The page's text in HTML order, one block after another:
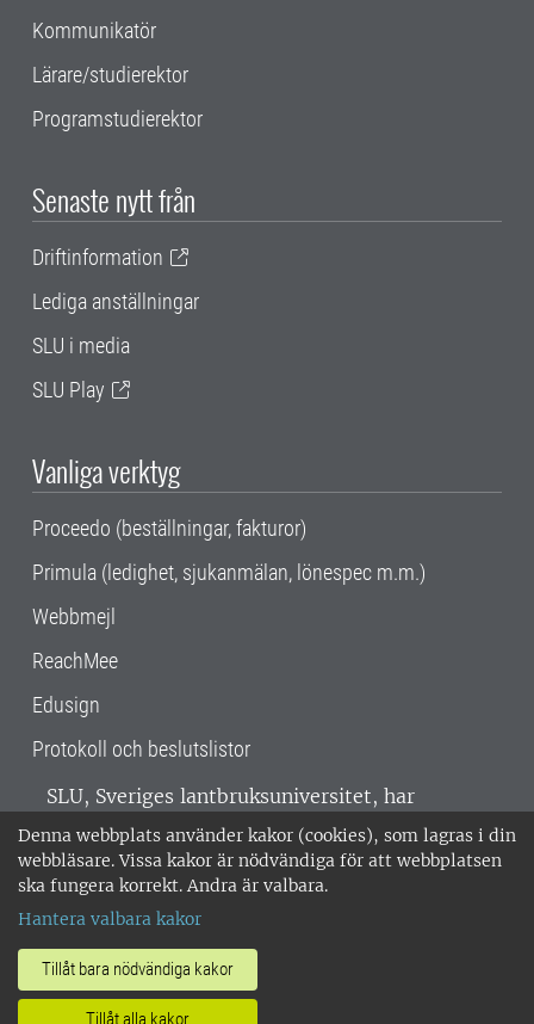
Denna webbplats använder kakor (cookies), som lagras i din
webbläsare. Vissa kakor är nödvändiga för att webbplatsen
ska fungera korrekt. Andra är valbara.
Hantera valbara kakor
Tillåt bara nödvändiga kakor
Tillåt alla kakor
Kommunikatör
Lärare/studierektor
Programstudierektor
Senaste nytt från
Driftinformation
Lediga anställningar
SLU i media
SLU Play
Vanliga verktyg
Proceedo (beställningar, fakturor)
Primula (ledighet, sjukanmälan, lönespec m.m.)
Webbmejl
ReachMee
Edusign
Protokoll och beslutslistor
SLU, Sveriges lantbruksuniversitet, har
verksamhet över hela Sverige. Huvudorter är
Alnarp, Uppsala och Umeå.SLU är
miljöcertifierat enligt ISO 14001. •
018-67 10 00 • Org nr: 202100-2817 •
Om SLU:s webbplatser
•Hantera kakor•Behandling av